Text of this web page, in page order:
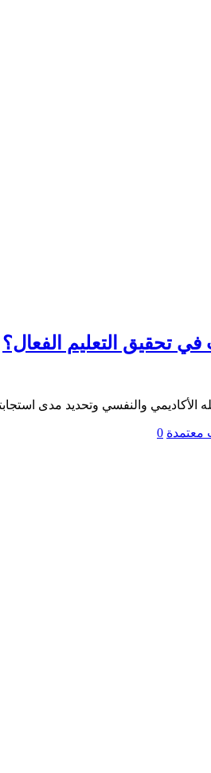
تحقيق التعليم الفعال؟
والنفسي وتحديد مدى
معتمدة 0